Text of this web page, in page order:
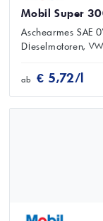
Mobil Super
Aschearmes SAE
Dieselmotoren,
ab € 5,72/l